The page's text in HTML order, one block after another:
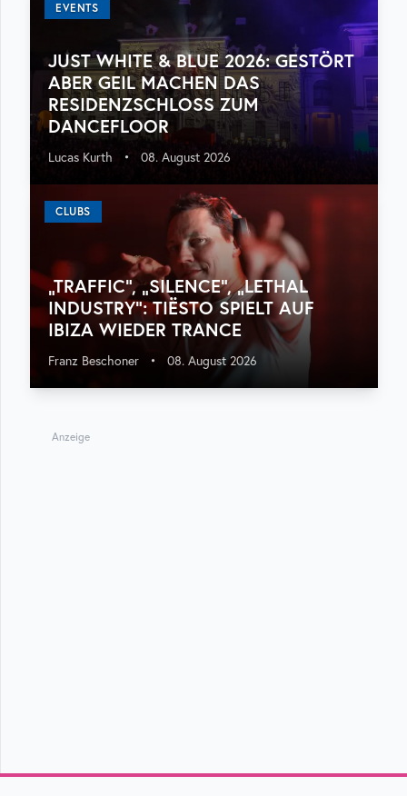
EVENTS
JUST WHITE & BLUE 2026: GESTÖRT
ABER GEIL MACHEN DAS
RESIDENZSCHLOSS ZUM
DANCEFLOOR
Lucas Kurth • 08. August 2026
CLUBS
„TRAFFIC“, „SILENCE“, „LETHAL
INDUSTRY“: TIËSTO SPIELT AUF
IBIZA WIEDER TRANCE
Franz Beschoner • 08. August 2026
Anzeige